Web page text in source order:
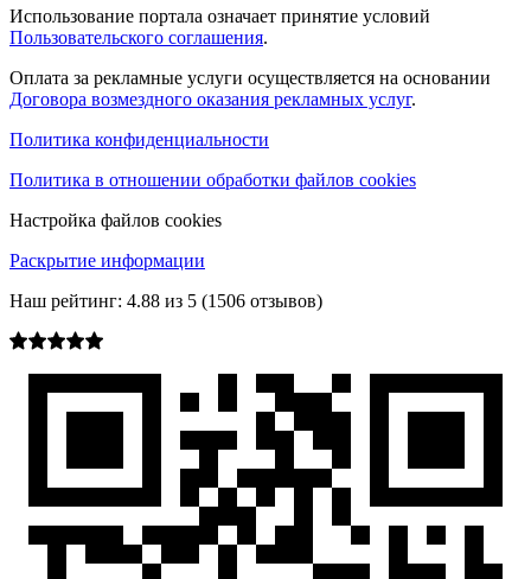
Использование портала означает принятие условий
Пользовательского соглашения.
Оплата за рекламные услуги осуществляется на основании
Договора возмездного оказания рекламных услуг.
Политика конфиденциальности
Политика в отношении обработки файлов cookies
Настройка файлов cookies
Раскрытие информации
Наш рейтинг: 4.88 из 5 (1506 отзывов)